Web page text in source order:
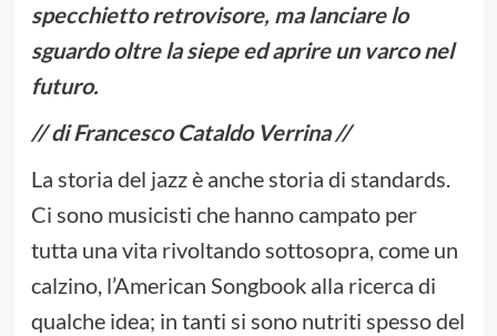
specchietto retrovisore, ma lanciare lo
sguardo oltre la siepe ed aprire un varco nel
futuro.
// di Francesco Cataldo Verrina //
La storia del jazz è anche storia di standards.
Ci sono musicisti che hanno campato per
tutta una vita rivoltando sottosopra, come un
calzino, l’American Songbook alla ricerca di
qualche idea; in tanti si sono nutriti spesso del